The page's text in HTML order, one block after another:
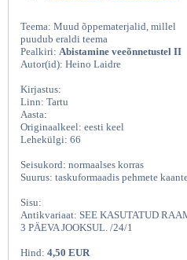
Teema: Muud õppematerjalid, millel
puudub eraldi teema
Pealkiri: Abistamine veeõnnetustel II
Autor(id): Heino Laidre
Kirjastus:
Linn: Tartu
Aasta:
Originaalkeel: eesti keel
Lehekülgi: 66
Seisukord: normaalses korras
Suurus: taskuformaadis pehmete
Sisu:
Antikvariaat: SEE KASUTATUD
3 PÄEVA JOOKSUL. /24/1
Hind: 4,50 EUR